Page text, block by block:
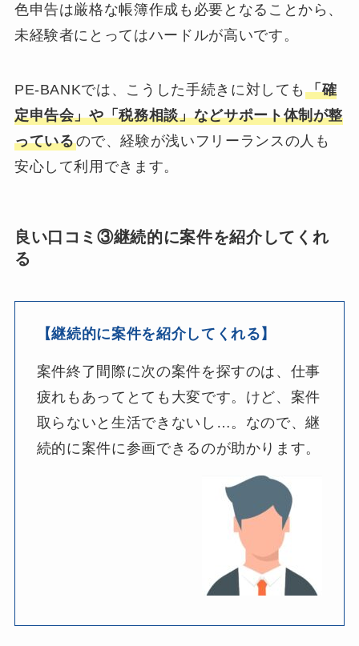
色申告は厳格な帳簿作成も必要となることから、
未経験者にとってはハードルが高いです。
PE-BANKでは、こうした手続きに対しても「確
定申告会」や「税務相談」などサポート体制が整
っているので、経験が浅いフリーランスの人も
安心して利用できます。
良い口コミ③継続的に案件を紹介してくれ
る
【継続的に案件を紹介してくれる】
案件終了間際に次の案件を探すのは、仕事
疲れもあってとても大変です。けど、案件
取らないと生活できないし…。なので、継
続的に案件に参画できるのが助かります。